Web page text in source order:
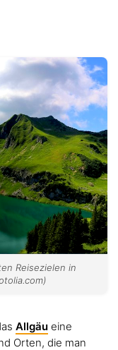
Reisezielen in
Allgäu eine
Orten, die man